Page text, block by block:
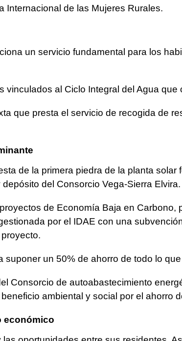
Internacional de las Mujeres Rurales.
un servicio fundamental para los
vinculados al Ciclo Integral del Agua
que presta el servicio de recogida de
de la primera piedra de la planta
del Consorcio Vega-Sierra Elvira.
de Economía Baja en
por el IDAE con una
un 50% de ahorro de todo lo
Consorcio de autoabastecimiento
ambiental y social por el ahorro
económico